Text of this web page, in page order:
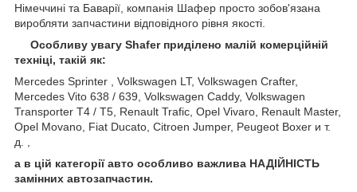
Німеччині та Баварії, компанія Шафер просто зобов'язана
виробляти запчастини відповідного рівня якості.
Особливу увагу Shafer приділено малій комерційній
техніці, такій як:
Mercedes Sprinter , Volkswagen LT, Volkswagen Crafter,
Mercedes Vito 638 / 639, Volkswagen Caddy, Volkswagen
Transporter T4 / T5, Renault Trafic, Opel Vivaro, Renault Master,
Opel Movano, Fiat Ducato, Citroen Jumper, Peugeot Boxer и т.
д. ,
а в цій категорії авто особливо важлива НАДІЙНІСТЬ
замінних автозапчастин.